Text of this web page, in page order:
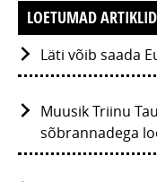
LOETUMAD ARTIKLID
Läti võib saada
Muusik Triinu
sõbrannadega